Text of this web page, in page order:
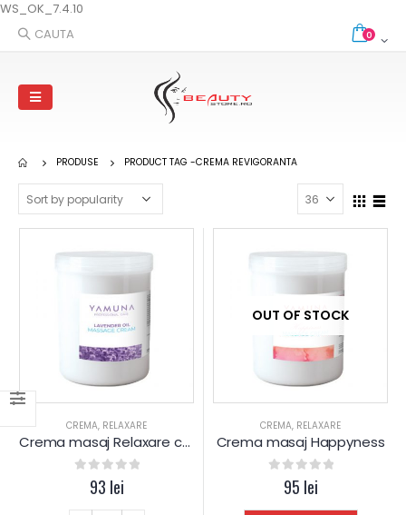
WS_OK_7.4.10
CAUTA
0
PRODUSE PRODUCT TAG -CREMA REVIGORANTA
CREMA, RELAXARE
Crema masaj Relaxare cu Lavanda – 1.000 ml
out of 5
93 lei
OUT OF STOCK
CREMA, RELAXARE
Crema masaj Happyness
out of 5
95 lei